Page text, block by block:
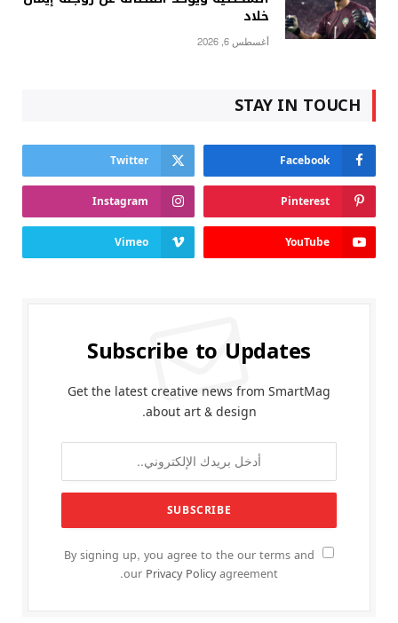
خلاد
أغسطس 6, 2026
STAY IN TOUCH
Facebook
Twitter
Pinterest
Instagram
YouTube
Vimeo
Subscribe to Updates
Get the latest creative news from SmartMag
about art & design.
By signing up, you agree to the our terms and
our Privacy Policyagreement.